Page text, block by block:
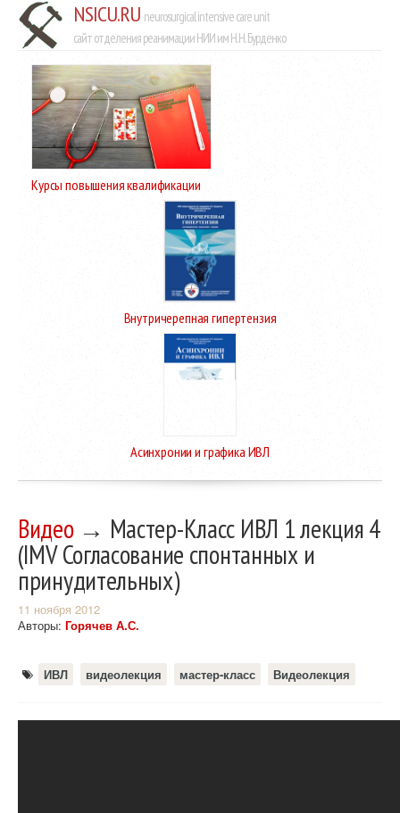
NSICU.RU neurosurgical intensive care unit
сайт отделения реанимации НИИ им Н.Н. Бурденко
Курсы повышения квалификации
Внутричерепная гипертензия
Асинхронии и графика ИВЛ
Видео→ Мастер-Класс ИВЛ 1 лекция 4
(IMV Согласование спонтанных и
принудительных)
11 ноября 2012
Авторы: Горячев А.С.
ИВЛ видеолекция мастер-класс Видеолекция